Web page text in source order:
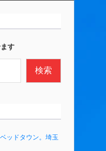
す
検索
ッドタウン。埼玉